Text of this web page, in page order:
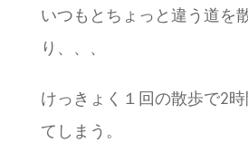
いつもとちょっと違う道を
り、、、
けっきょく１回の散歩で2
てしまう。